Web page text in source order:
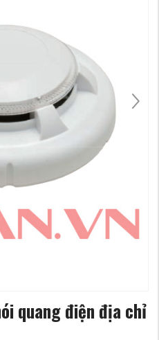
quang điện địa chỉ